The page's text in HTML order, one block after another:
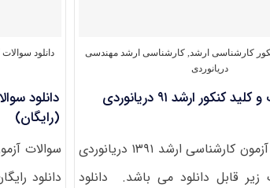
کارشناسی ارشد, کارشناسی ارشد مهندسی
دریانوردی
دانلود سوالات و کلید کنکور ارشد ۹۱ دریانوردی
سوالات تست آزمون کارشناسی ارشد ۱۳۹۱ دریانوردی
زیر قابل دانلود می باشد. دانلود
دانلود
(رایگان)
دانلود